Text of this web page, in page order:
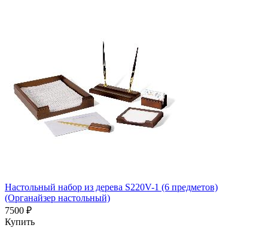
Настольный набор из дерева S220V-1 (6 предметов)
(Органайзер настольный)
7500 ₽
Купить